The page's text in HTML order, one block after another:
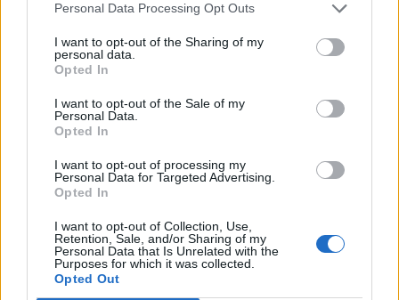
Personal Data Processing Opt Outs
I want to opt-out of the Sharing of my
personal data.
Opted In
I want to opt-out of the Sale of my
Personal Data.
Opted In
I want to opt-out of processing my
Personal Data for Targeted Advertising.
Opted In
I want to opt-out of Collection, Use,
Retention, Sale, and/or Sharing of my
Personal Data that Is Unrelated with the
Purposes for which it was collected.
Opted Out
magántőkéből valósul meg. A kivitelezés ősszel kezdődik
és 2019 év végéig készül el - mondta az ünnepség után az
MTI-nek Heinrich Máté, a fejlesztést magyar részről
koordináló Nyugat-Magyarországi Innovációs...
KEDVES OLVASÓNK!
A keresett cikk a portfolio.hu hírarchívumához
tartozik, melynek olvasása előfizetéses
Az előfizetés a következőket tartalmazza:
Portfolio.hu teljes cikkarchívum
Kötéslisták: BÉT elmúlt 2 év napon belüli